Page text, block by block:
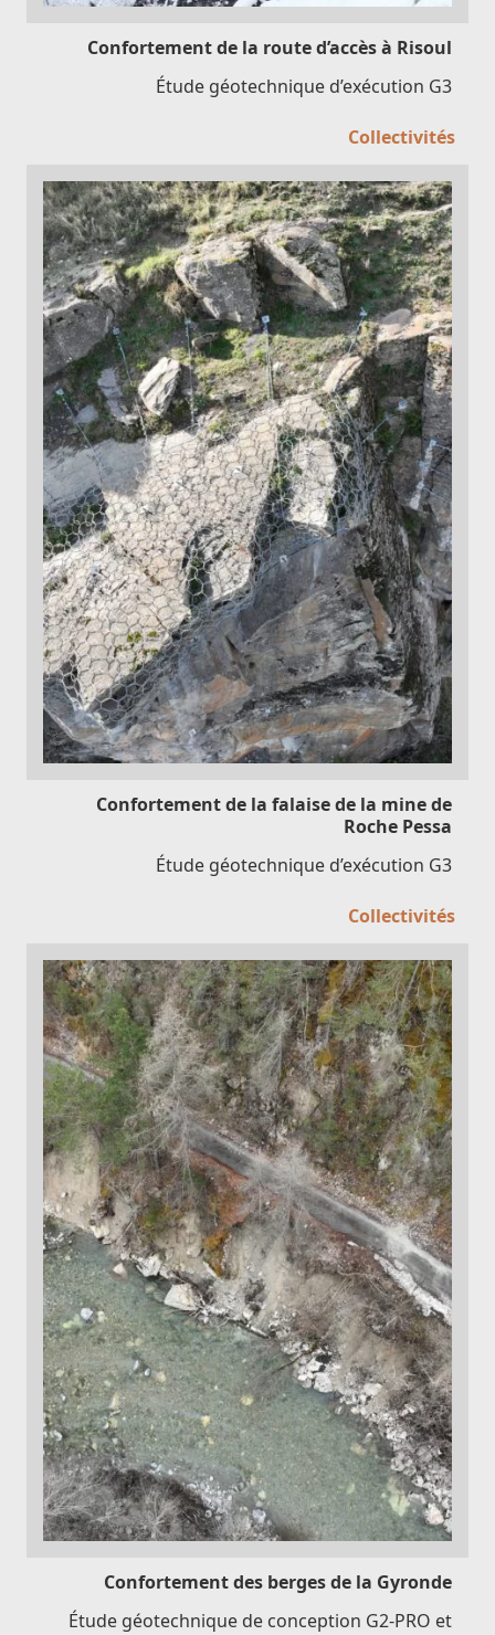
Confortement de la route d’accès à Risoul
Étude géotechnique d’exécution G3
Collectivités
Confortement de la falaise de la mine de
Roche Pessa
Étude géotechnique d’exécution G3
Collectivités
Confortement des berges de la Gyronde
Étude géotechnique de conception G2-PRO et